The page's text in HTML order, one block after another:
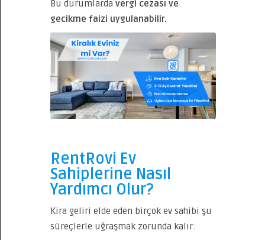
Bu durumlarda vergi cezası ve
gecikme faizi uygulanabilir.
RentRovi Ev
Sahiplerine Nasıl
Yardımcı Olur?
Kira geliri elde eden birçok ev sahibi şu
süreçlerle uğraşmak zorunda kalır: